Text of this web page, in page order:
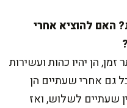
האם להוציא אחרי
הן יהיו כהות ועשירות
גם אחרי שעתיים הן
שעתיים לשלוש, ואז